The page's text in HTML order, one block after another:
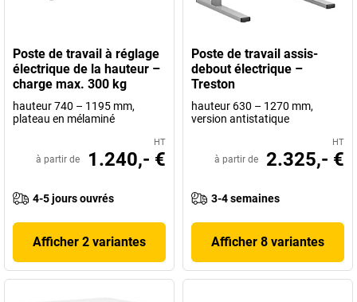
Poste de travail à réglage
électrique de la hauteur –
charge max. 300 kg
hauteur 740 – 1195 mm,
plateau en mélaminé
HT
à partir de 1.240,- €
4-5 jours ouvrés
Afficher 2 variantes
Poste de travail assis-
debout électrique –
Treston
hauteur 630 – 1270 mm,
version antistatique
HT
à partir de 2.325,- €
3-4 semaines
Afficher 8 variantes